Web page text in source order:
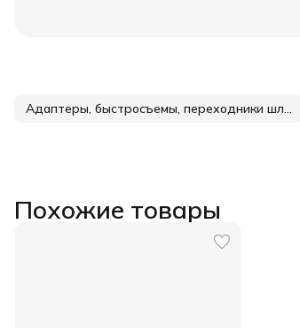
Адаптеры, быстросъемы, переходники шланги для пневмоинструмента
Похожие товары